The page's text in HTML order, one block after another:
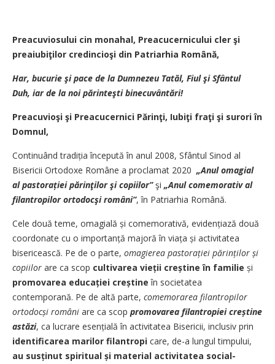
Preacuviosului cin monahal, Preacucernicului cler şi
preaiubiţilor credincioşi din Patriarhia Română,
Har, bucurie şi pace de la Dumnezeu Tatăl, Fiul şi Sfântul
Duh, iar de la noi părinteşti ­binecuvântări!
Preacuvioşi şi Preacucernici Părinţi, Iubiţi fraţi şi surori în
Domnul,
Continuând tradiția începută în anul 2008, Sfântul Sinod al
Bisericii Ortodoxe Române a proclamat 2020 „Anul omagial
al pasto­rației părinţilor şi copiilor”şi „Anul comemorativ al
filantropilor ortodocşi români”, în Patriarhia Română.
Cele două teme, omagială și ­comemorativă, evidențiază două
coordonate cu o importanță majoră în viața și activitatea
bisericească. Pe de o parte, omagierea pasto­rației părinților și
copiilor are ca scop cultivarea vieții creștine în familie și
promovarea edu­cației creș­tine în societatea
contemporană. Pe de altă parte, comemorarea filantropilor
orto­docși români are ca scop promovarea filantropiei creștine
astăzi, ca lucrare esențială în activitatea ­Bisericii, inclusiv prin
identificarea marilor filantropi care, de-a lungul timpului,
au susținut spiritual și material activitatea social-